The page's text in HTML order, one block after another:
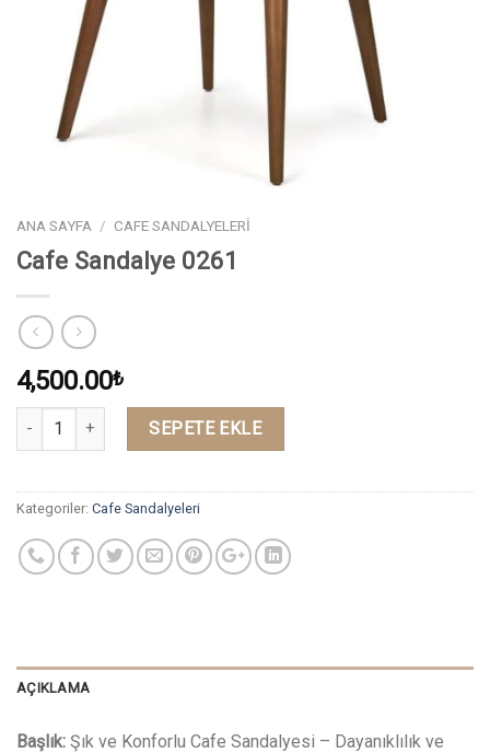
ANA SAYFA / CAFE SANDALYELERI
Cafe Sandalye 0261
4,500.00₺
Miktar SEPETE EKLE
Kategoriler: Cafe Sandalyeleri
AÇIKLAMA
Başlık: Şık ve Konforlu Cafe Sandalyesi – Dayanıklılık ve